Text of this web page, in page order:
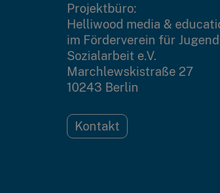
Projektbüro:
Helliwood media &
im Förderverein für
Sozialarbeit e.V.
Marchlewskistraße 27
10243 Berlin
Kontakt